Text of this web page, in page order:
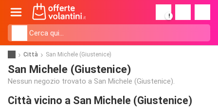
!
Città San Michele (Giustenice)
San Michele (Giustenice)
Nessun negozio trovato a San Michele (Giustenice).
Città vicino a San Michele (Giustenice)